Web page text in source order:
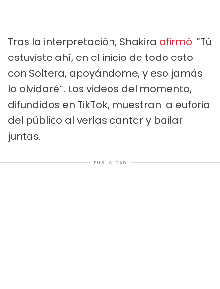
Tras la interpretación, Shakira afirmó: “Tú
estuviste ahí, en el inicio de todo esto
con Soltera, apoyándome, y eso jamás
lo olvidaré”. Los videos del momento,
difundidos en TikTok, muestran la euforia
del público al verlas cantar y bailar
juntas.
PUBLICIDAD